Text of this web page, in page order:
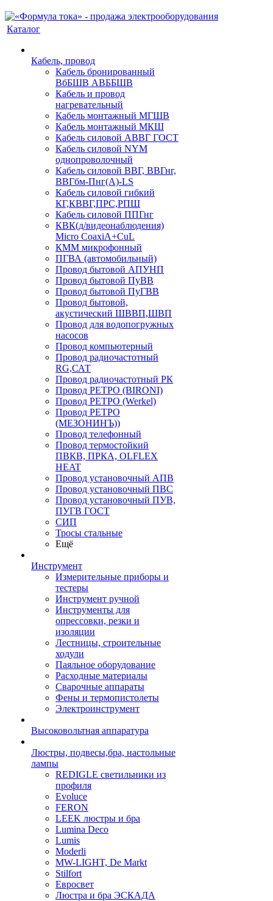
Каталог
Кабель, провод
Кабель бронированный
ВбБШВ АВББШВ
Кабель и провод
нагревательный
Кабель монтажный МГШВ
Кабель монтажный МКШ
Кабель силовой АВВГ ГОСТ
Кабель силовой NYM
однопроволочный
Кабель силовой ВВГ, ВВГнг,
ВВГбм-Пнг(А)-LS
Кабель силовой гибкий
КГ,КВВГ,ПРС,РПШ
Кабель силовой ППГнг
КВК(д/видеонаблюдения)
Micro CoaxiA+CuL
КММ микрофонный
ПГВА (автомобильный)
Провод бытовой АПУНП
Провод бытовой ПуВВ
Провод бытовой ПуГВВ
Провод бытовой,
акустический ШВВП,ШВП
Провод для водопогружных
насосов
Провод компьютерный
Провод радиочастотный
RG,САТ
Провод радиочастотный РК
Провод РЕТРО (BIRONI)
Провод РЕТРО (Werkel)
Провод РЕТРО
(МЕЗОНИНЪ))
Провод телефонный
Провод термостойкий
ПВКВ, ПРКА, OLFLEX
HEAT
Провод установочный АПВ
Провод установочный ПВС
Провод установочный ПУВ,
ПУГВ ГОСТ
СИП
Тросы стальные
Ещё
Инструмент
Измерительные приборы и
тестеры
Инструмент ручной
Инструменты для
опрессовки, резки и
изоляции
Лестницы, строительные
ходули
Паяльное оборудование
Расходные материалы
Сварочные аппараты
Фены и термопистолеты
Электроинструмент
Высоковольтная аппаратура
Люстры, подвесы,бра, настольные
лампы
REDIGLE светильники из
профиля
Evoluce
FERON
LEEK люстры и бра
Lumina Deco
Lumis
Moderli
MW-LIGHT, De Markt
Stilfort
Евросвет
Люстра и бра ЭСКАДА